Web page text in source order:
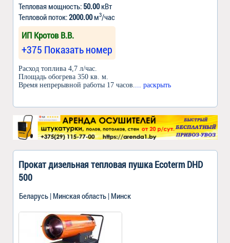
Тепловая мощность: 50.00кВт
Тепловой поток:2000.00м3/час
ИП Кротов В.В.
+375 Показать номер
Расход топлива 4,7 л/час.
Площадь обогрева 350 кв. м.
Время непрерывной работы 17 часов.
... раскрыть
Прокат дизельная тепловая пушка Ecoterm DHD
500
Беларусь | Минская область | Минск